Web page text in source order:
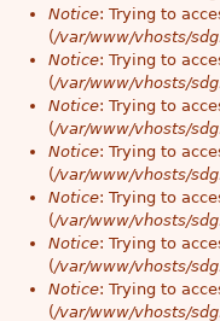
Notice: Trying to
(/var/www/vhosts/
Notice: Trying to
(/var/www/vhosts/
Notice: Trying to
(/var/www/vhosts/
Notice: Trying to
(/var/www/vhosts/
Notice: Trying to
(/var/www/vhosts/
Notice: Trying to
(/var/www/vhosts/
Notice: Trying to
(/var/www/vhosts/